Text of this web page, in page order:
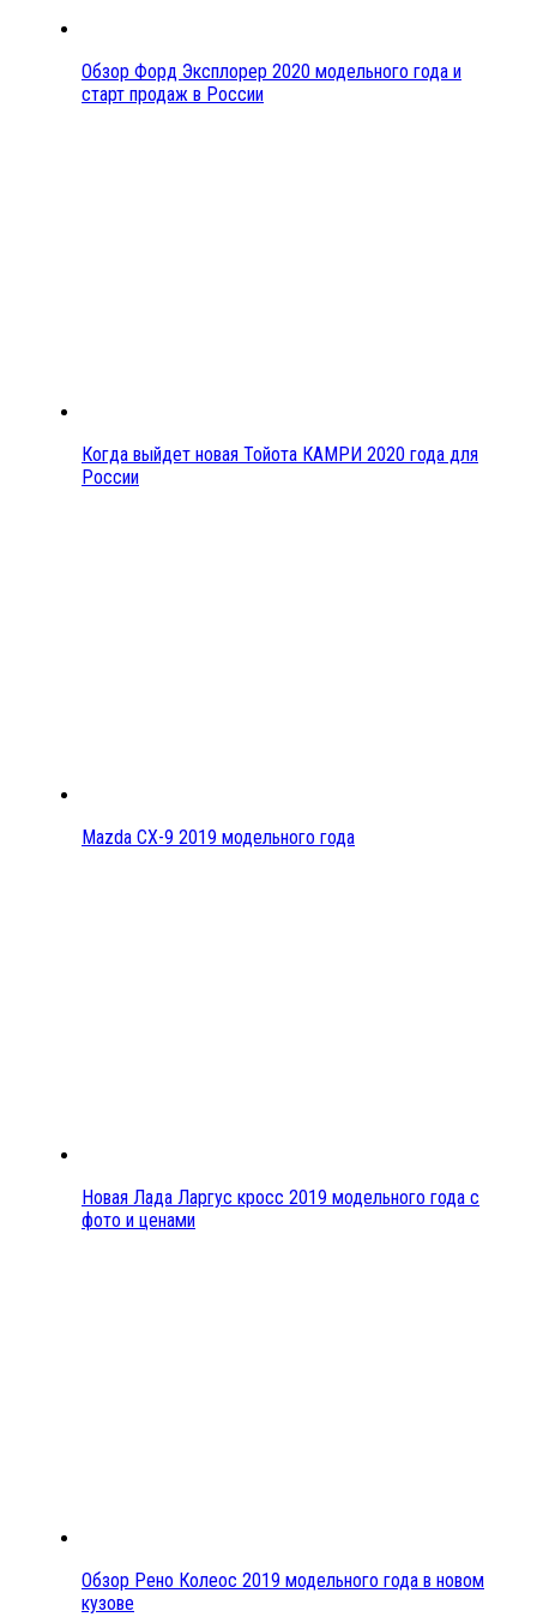
Обзор Форд Эксплорер 2020 модельного года и
старт продаж в России
Когда выйдет новая Тойота КАМРИ 2020 года для
России
Mazda CX-9 2019 модельного года
Новая Лада Ларгус кросс 2019 модельного года с
фото и ценами
Обзор Рено Колеос 2019 модельного года в новом
кузове